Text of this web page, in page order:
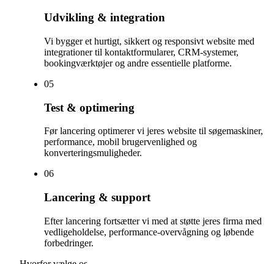
Udvikling & integration
Vi bygger et hurtigt, sikkert og responsivt website med
integrationer til kontaktformularer, CRM-systemer,
bookingværktøjer og andre essentielle platforme.
05
Test & optimering
Før lancering optimerer vi jeres website til søgemaskiner,
performance, mobil brugervenlighed og
konverteringsmuligheder.
06
Lancering & support
Efter lancering fortsætter vi med at støtte jeres firma med
vedligeholdelse, performance-overvågning og løbende
forbedringer.